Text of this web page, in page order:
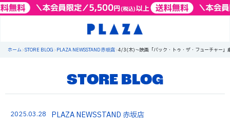
ホーム>STORE BLOG>PLAZA NEWSSTAND 赤坂店>4/3(木)～映画「バック・トゥ・ザ・フューチャー」
STORE BLOG
2025.03.28 PLAZA NEWSSTAND 赤坂店